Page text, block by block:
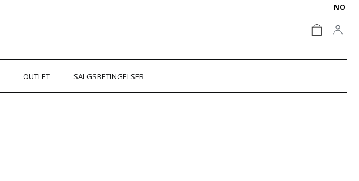
NO
OUTLET SALGSBETINGELSER